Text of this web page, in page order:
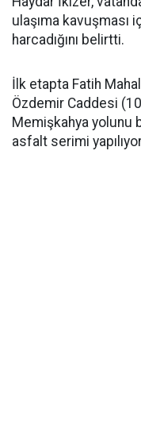
ulaşıma kavuşması
harcadığını belirtti.
İlk etapta Fatih
Özdemir Caddesi
Memişkahya yolunu
asfalt serimi